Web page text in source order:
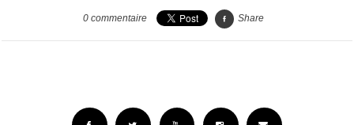
0 commentaire Share